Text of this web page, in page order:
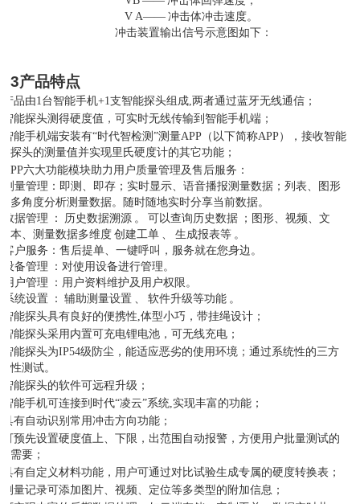
V A—— 冲击体冲击速度。
冲击装置输出信号示意图如下：
3产品特点
产品由1台智能手机+1支智能探头组成,两者通过蓝牙无线通信；
智能探头测得硬度值，可实时无线传输到智能手机端；
智能手机端安装有“时代智检测”测量APP（以下简称APP），接收智能
探头的测量值并实现里氏硬度计的其它功能；
APP六大功能模块助力用户质量管理及售后服务：
测量管理：即测、即存；实时显示、语音播报测量数据；列表、图形
多角度分析测量数据。随时随地实时分享当前数据。
数据管理 ： 历史数据溯源 。 可以查询历史数据 ；图形、视频、文
本、测量数据多维度 创建工单 生成报表等 。
客户服务：售后提单、一键呼叫，服务就在您身边。
设备管理
：对使用设备进行管理。
用户管理
：用户资料维护及用户权限。
系统设置 ： 辅助测量设置 软件升级等功能 。
智能探头具有良好的便携性 ,体型小巧，带挂绳设计；
智能探头采用内置可充电锂电池，可无线充电；
智能探头为IP54级防尘，能适应恶劣的使用环境；通过系统性的三方
性测试。
智能探头的软件可远程升级；
智能手机可连接到时代“凌云”系统,实现丰富的功能；
具有自动识别常用冲击方向功能；
可预先设置硬度值上、下限，出范围自动报警，方便用户批量测试的
需要；
具有自定义材料功能，用户可通过对比试验生成专属的硬度转换表；
测量记录可添加图片、视频、定位等多类型的附加信息；